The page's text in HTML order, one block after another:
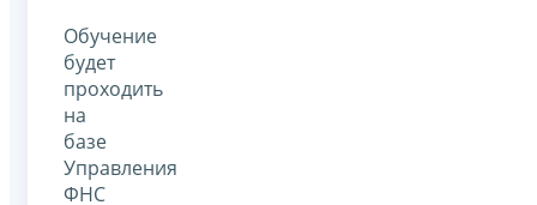
Обучение
будет
проходить
на
базе
Управления
ФНС